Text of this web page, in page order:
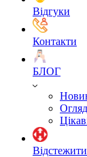
Відгуки
Контакти
БЛОГ